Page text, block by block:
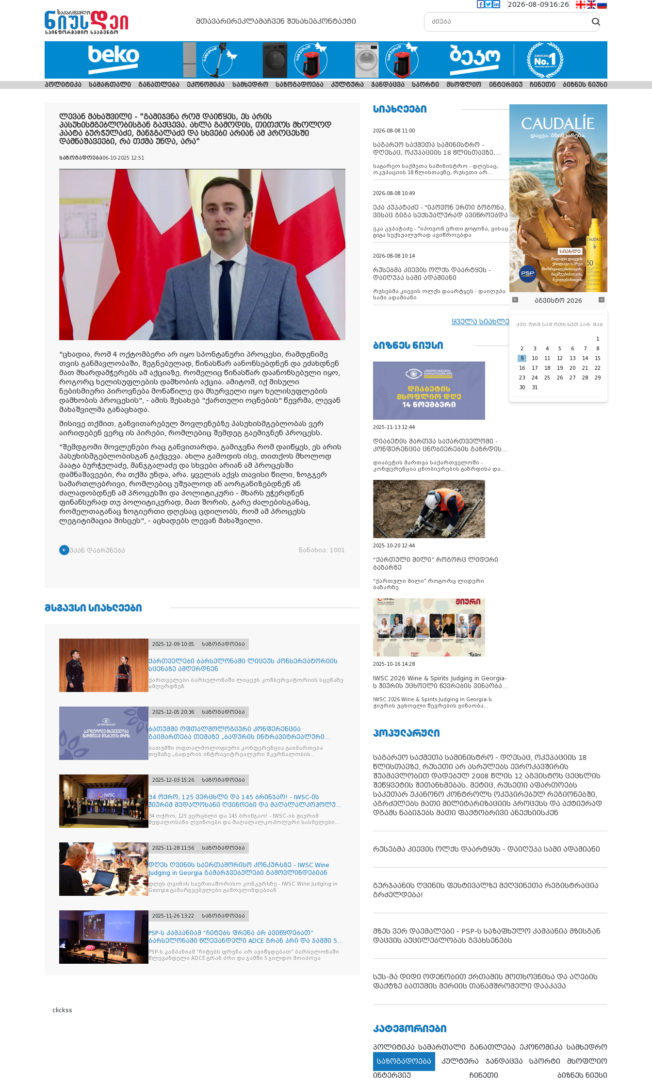
2026-08-09 16:26
მთავარირეკლამაჩვენ შესახებკონტაქტი
პოლიტიკა სამართალი განათლება ეკონომიკა სამხედრო საზოგადოება კულტურა ჯანდაცვა სპორტი მსოფლიო ინტერვიუ ჩინეთი ბიზნეს ნიუსი
ლევან მახაშვილი - "გამიჯვნა რომ დაიწყეს, ეს არის
პასუხისმგებლობისგან გაქცევა. ახლა გამოდის, თითქოს მხოლოდ
პაატა ბურჭულაძე, მანჯგალაძე და სხვები არიან ამ პროცესში
დამნაშავეები, რა თქმა უნდა, არა"
საზოგადოება06-10-2025 12:51
"ცხადია, რომ 4 ოქტომბერი არ იყო სპონტანური პროცესი, რამდენიმე
თვის განმავლობაში, შეგნებულად, წინასწარ აანონსებდნენ და ეძახდნენ
მათ მხარდამჭერებს ამ აქციაზე, რომელიც წინასწარ დაანონსებული იყო,
როგორც ხელისუფლების დამხობის აქცია. ამიტომ, იქ მისული
ნებისმიერი პიროვნება მონაწილე და მსურველი იყო ხელისუფლების
დამხობის პროცესის", - ამის შესახებ "ქართული ოცნების" წევრმა, ლევან
მახაშვილმა განაცხადა.
მისივე თქმით, განვითარებულ მოვლენებზე პასუხისმგებლობას ვერ
აირიდებენ ვერც ის პირები, რომლებიც შემდეგ გაემიჯნენ პროცესს.
"შემდგომი მოვლენები რაც განვითარდა, გამიჯვნა რომ დაიწყეს, ეს არის
პასუხისმგებლობისგან გაქცევა. ახლა გამოდის ისე, თითქოს მხოლოდ
პაატა ბურჭულაძე, მანჯგალაძე და სხვები არიან ამ პროცესში
დამნაშავეები, რა თქმა უნდა, არა. ყველას აქვს თავისი წილი, ზოგჯერ
სამართლებრივი, რომლებიც უშუალოდ ან აორგანიზებდნენ ან
ძალადობდნენ ამ პროცესში და პოლიტიკური - მხარს უჭერდნენ
ფინანსურად თუ პოლიტიკურად, მათ შორის, გარე ძალებისგანაც,
რომელთაგანაც ზოგიერთი დღესაც ცდილობს, რომ ამ პროცესს
ლეგიტიმაცია მისცეს", - აცხადებს ლევან მახაშვილი.
უკან დაბრუნება ნანახია: 1001
ᲛᲡᲒᲐᲕᲡᲘ ᲡᲘᲐᲮᲚᲔᲔᲑᲘ
2025-12-09 10:05 საზოგადოება
ქართველები ბარსელონაში ლიცეუს კონსერვატორიის
სცენაზე ამღერდნენ
ქართველები ბარსელონაში ლიცეუს კონსერვატორიის სცენაზე
ამღერდნენ
2025-12-05 20:36 საზოგადოება
ბათუმში ოფთალმოლოგიური კონფერენცია
გაიმართება თემაზე „ბადურის ინტრავიტრეალური
მკურნალობის ოპტიმიზაცი
ბათუმში ოფთალმოლოგიური კონფერენცია გაიმართება
თემაზე „ბადურის ინტრავიტრეალური მკურნალობის
2025-12-03 15:26 საზოგადოება
34 ოქრო, 125 ვერცხლი და 145 ბრინჯაო! - IWSC-ის
ჟიურიმ მედალოსანი ღვინოები და მაღალალკოჰოლური
სასმელე
34 ოქრო, 125 ვერცხლი და 145 ბრინჯაო! - IWSC-ის ჟიურიმ
მედალოსანი ღვინოები და მაღალალკოჰოლური სასმელები
2025-11-28 11:56 საზოგადოება
დღეს ღვინის საერთაშორისო კონკურსზე - IWSC Wine
Judging in Georgia გამარჯვებულები გამოვლინდებიან
დღეს ღვინის საერთაშორისო კონკურსზე - IWSC Wine Judging in
Georgia გამარჯვებულები გამოვლინდებიან
2025-11-26 13:22 საზოგადოება
PSP-ს კამპანიამ “ჩიტებს ფრენა არ ავიწყდებათ”
ბარსელონაში წლევანდელი ADCE გრან პრი და ჯამში 5
ჯილდო მ
PSP-ს კამპანიამ “ჩიტებს ფრენა არ ავიწყდებათ” ბარსელონაში
წლევანდელი ADCE გრან პრი და ჯამში 5 ჯილდო მოიპოვა
clickss
ᲡᲘᲐᲮᲚᲔᲔᲑᲘ
2026-08-08 11:00
საგარეო საქმეთა სამინისტრო -
დღესაც, ოკუპაციის 18 წლისთავზე,
შუამავლ
საგარეო საქმეთა სამინისტრო - დღესაც,
ოკუპაციის 18 წლისთავზე, რუსეთი არ
ასრულებს ევროკავშირის შუამავლობით
შეწყვეტის შეთანხმებას. მეტიც, რუსეთი
ოკუპირებულ რეგიონებში, აგრძელებს მათი
მილიტარიზაციის პროცესს და აქტიურად
დგამს ნაბიჯებს მათი ფაქტობრივი
2026-08-08 10:49
ეკა კუპატაძე - "იპოვონ ერთი გოგონა,
ვისაც გიგა სექსუალურად ავიწროებდა
ეკა კუპატაძე - "იპოვონ ერთი გოგონა, ვისაც
გიგა სექსუალურად ავიწროებდა
2026-08-08 10:14
რუსებმა კიევის ოლქს დაარტყეს -
დაიღუპა სამი ადამიანი
რუსებმა კიევის ოლქს დაარტყეს - დაიღუპა
სამი ადამიანი
ყველა სიახლე
ᲑᲘᲖᲜᲔᲡ ᲜᲘᲣᲡᲘ
2025-11-13 12:44
დიაბეტის მართვა საქართველოში -
კონფერენცია ცნობიერების გაზრდისა
დიაბეტის მართვა საქართველოში -
კონფერენცია ცნობიერების გაზრდისა და
2025-10-20 12:44
“ქართული მილი” როგორც ლიდერი
ბაზარზე
“ქართული მილი” როგორც ლიდერი
ბაზარზე
2025-10-16 14:28
IWSC 2026 Wine & Spirits Judging in Georgia-
ს ჟიურის უცხოელი წევრების ვინაობა
IWSC 2026 Wine & Spirits Judging in Georgia-ს
ჟიურის უცხოელი წევრების ვინაობა
აგვისტო 2026
კვი ორშ სამ ოთხ ხუთ პარ შაბ
1
2
3 4 5 6 7
8
9
10 11 12 13 14
15
16
17 18 19 20 21
22
23
24 25 26 27 28
29
30
31
ᲞᲝᲞᲣᲚᲐᲠᲣᲚᲘ
საგარეო საქმეთა სამინისტრო - დღესაც, ოკუპაციის 18
წლისთავზე, რუსეთი არ ასრულებს ევროკავშირის
შუამავლობით დადებულ 2008 წლის 12 აგვისტოს ცეცხლის
შეწყვეტის შეთანხმებას. მეტიც, რუსეთი აფართოებს
საკუთარ უკანონო კონტროლს ოკუპირებულ რეგიონებში,
აგრძელებს მათი მილიტარიზაციის პროცესს და აქტიურად
დგამს ნაბიჯებს მათი ფაქტობრივი ანექსიისკენ
რუსებმა კიევის ოლქს დაარტყეს - დაიღუპა სამი ადამიანი
გურჯაანის ღვინის ფესტივალზე მეღვინეთა რეგისტრაცია
გრძელდება!
მზეს ვერ დაემალები - PSP-ს საზაფხულო კამპანია მზისგან
დაცვის აუცილებლობას გვახსენებს
სუს-მა დიდი ოდენობით ქრთამის მოთხოვნისა და აღების
ფაქტზე ბათუმის მერიის თანამშრომელი დააკავა
ᲙᲐᲢᲔᲒᲝᲠᲘᲔᲑᲘ
პოლიტიკა სამართალი განათლება ეკონომიკა სამხედრო
საზოგადოება
კულტურა ჯანდაცვა სპორტი
მსოფლიო
ინტერვიუ
ჩინეთი ბიზნეს ნიუსი